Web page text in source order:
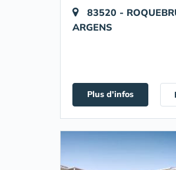
83520 -
ARGENS
Plus d'infos